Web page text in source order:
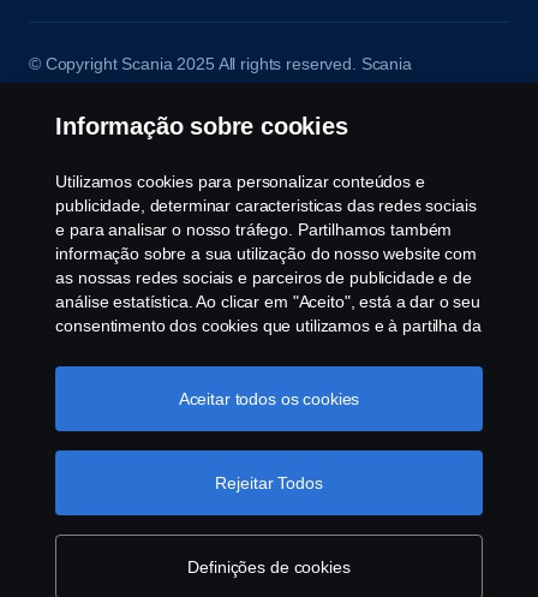
© Copyright Scania 2025 All rights reserved. Scania
CV AB (publ), SE-151 87 Södertälje, Sweden, Tel:
+46-8-55 38 10 00, Fax: +46-8-55 38 10 37.
Informação sobre cookies
Utilizamos cookies para personalizar conteúdos e
publicidade, determinar caracteristicas das redes sociais
e para analisar o nosso tráfego. Partilhamos também
informação sobre a sua utilização do nosso website com
as nossas redes sociais e parceiros de publicidade e de
análise estatística. Ao clicar em "Aceito", está a dar o seu
consentimento dos cookies que utilizamos e à partilha da
utilizamos os cookies, visite a nossa secção de cookies,
ou clique no link em rodapé, ou como gerimos os seus
Definições de cookies
Rejeitar Todos
Aceitar todos os cookies